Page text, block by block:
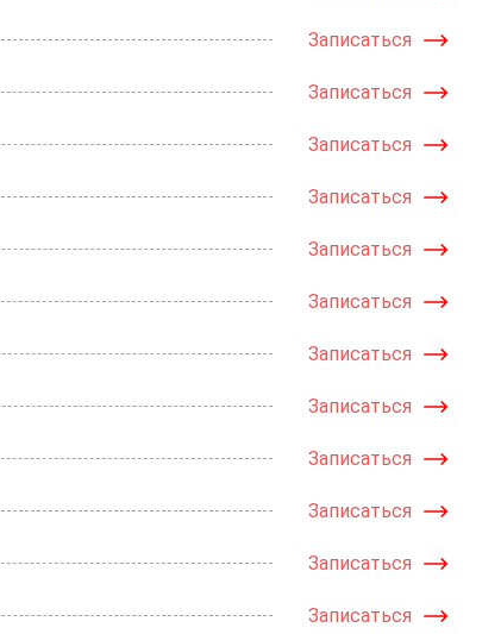
Записаться
Записаться
Записаться
Записаться
Записаться
Записаться
Записаться
Записаться
Записаться
Записаться
Записаться
Записаться